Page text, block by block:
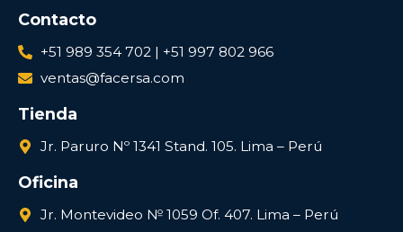
Contacto
+51 989 354 702 | +51 997 802 966
ventas@facersa.com
Tienda
Jr. Paruro Nº 1341 Stand. 105. Lima – Perú
Oficina
Jr. Montevideo № 1059 Of. 407. Lima – Perú